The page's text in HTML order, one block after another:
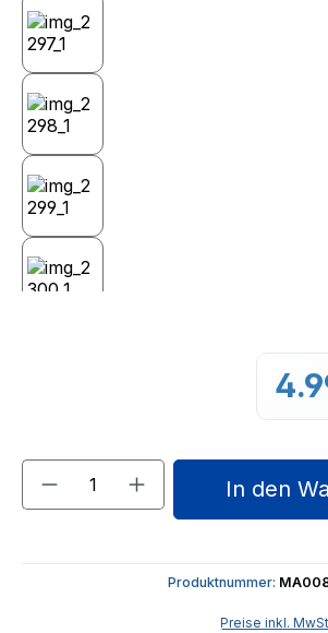
Produkt Anzahl: Gib den
In den
Produktnummer:
Preise inkl.